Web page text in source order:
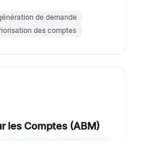
de demande
des comptes
les Comptes (ABM)